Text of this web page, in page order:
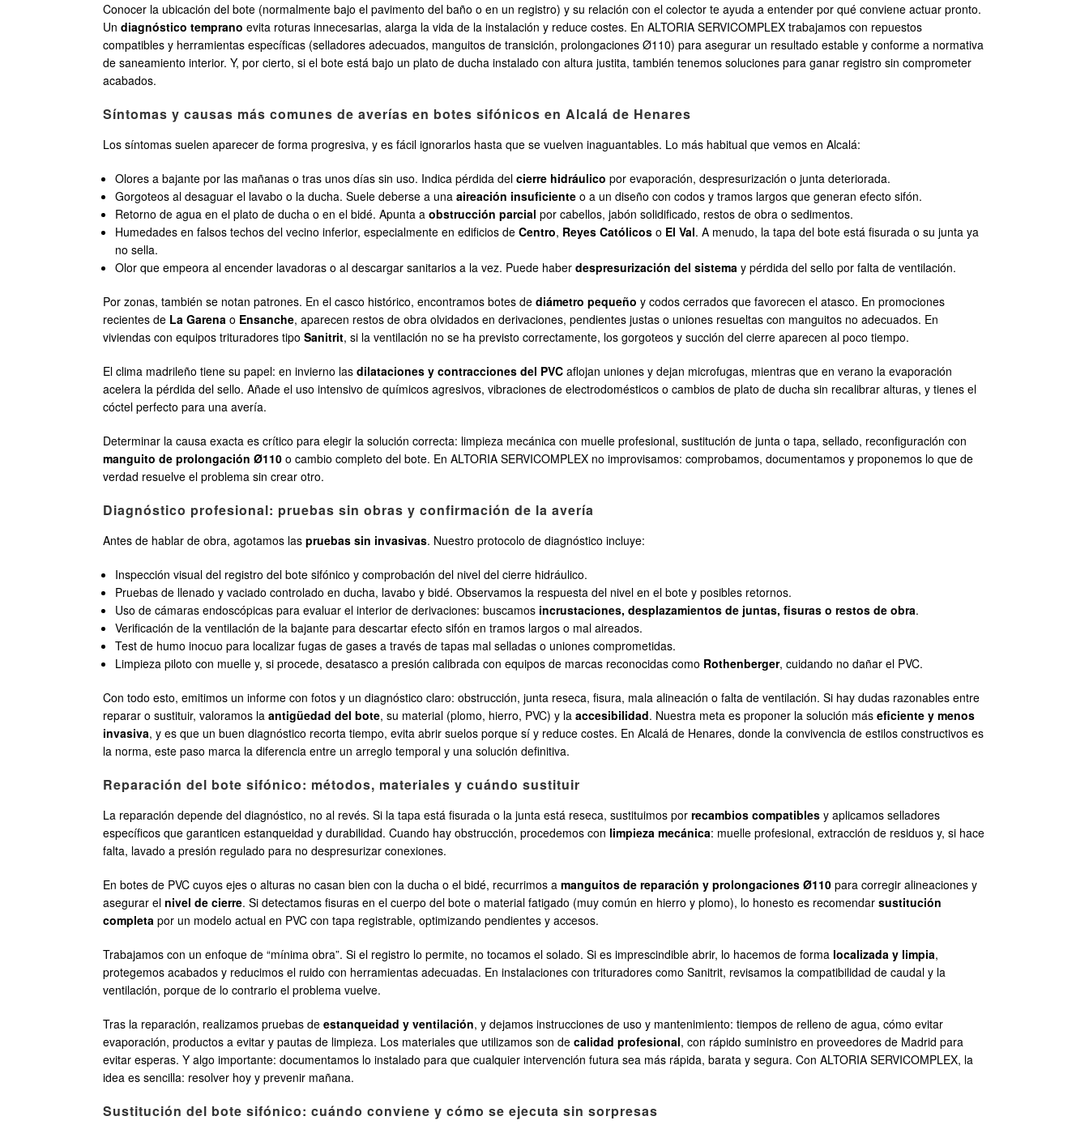
Conocer la ubicación del bote (normalmente bajo el pavimento del baño o en un registro) y su relación con el colector te ayuda a entender por qué conviene actuar pronto.
Un diagnóstico temprano evita roturas innecesarias, alarga la vida de la instalación y reduce costes. En ALTORIA SERVICOMPLEX trabajamos con repuestos
compatibles y herramientas específicas (selladores adecuados, manguitos de transición, prolongaciones Ø110) para asegurar un resultado estable y conforme a normativa
de saneamiento interior. Y, por cierto, si el bote está bajo un plato de ducha instalado con altura justita, también tenemos soluciones para ganar registro sin comprometer
acabados.
Síntomas y causas más comunes de averías en botes sifónicos en Alcalá de Henares
Los síntomas suelen aparecer de forma progresiva, y es fácil ignorarlos hasta que se vuelven inaguantables. Lo más habitual que vemos en Alcalá:
Olores a bajante por las mañanas o tras unos días sin uso. Indica pérdida delcierre hidráulico por evaporación, despresurización o junta deteriorada.
Gorgoteos al desaguar el lavabo o la ducha. Suele deberse a unaaireación insuficiente o a un diseño con codos y tramos largos que generan efecto sifón.
Retorno de agua en el plato de ducha o en el bidé. Apunta aobstrucción parcial por cabellos, jabón solidificado, restos de obra o sedimentos.
Humedades en falsos techos del vecino inferior, especialmente en edificios deCentro, Reyes Católicos o El Val. A menudo, la tapa del bote está fisurada o su junta ya
no sella.
Olor que empeora al encender lavadoras o al descargar sanitarios a la vez. Puede haberdespresurización del sistema y pérdida del sello por falta de ventilación.
Por zonas, también se notan patrones. En el casco histórico, encontramos botes de diámetro pequeño y codos cerrados que favorecen el atasco. En promociones
recientes de La Garena o Ensanche, aparecen restos de obra olvidados en derivaciones, pendientes justas o uniones resueltas con manguitos no adecuados. En
viviendas con equipos trituradores tipo Sanitrit, si la ventilación no se ha previsto correctamente, los gorgoteos y succión del cierre aparecen al poco tiempo.
El clima madrileño tiene su papel: en invierno las dilataciones y contracciones del PVC aflojan uniones y dejan microfugas, mientras que en verano la evaporación
acelera la pérdida del sello. Añade el uso intensivo de químicos agresivos, vibraciones de electrodomésticos o cambios de plato de ducha sin recalibrar alturas, y tienes el
cóctel perfecto para una avería.
Determinar la causa exacta es crítico para elegir la solución correcta: limpieza mecánica con muelle profesional, sustitución de junta o tapa, sellado, reconfiguración con
manguito de prolongación Ø110 o cambio completo del bote. En ALTORIA SERVICOMPLEX no improvisamos: comprobamos, documentamos y proponemos lo que de
verdad resuelve el problema sin crear otro.
Diagnóstico profesional: pruebas sin obras y confirmación de la avería
Antes de hablar de obra, agotamos las pruebas sin invasivas. Nuestro protocolo de diagnóstico incluye:
Inspección visual del registro del bote sifónico y comprobación del nivel del cierre hidráulico.
Pruebas de llenado y vaciado controlado en ducha, lavabo y bidé. Observamos la respuesta del nivel en el bote y posibles retornos.
Uso de cámaras endoscópicas para evaluar el interior de derivaciones: buscamos incrustaciones, desplazamientos de juntas, fisuras o restos de obra.
Verificación de la ventilación de la bajante para descartar efecto sifón en tramos largos o mal aireados.
Test de humo inocuo para localizar fugas de gases a través de tapas mal selladas o uniones comprometidas.
Limpieza piloto con muelle y, si procede, desatasco a presión calibrada con equipos de marcas reconocidas como Rothenberger, cuidando no dañar el PVC.
Con todo esto, emitimos un informe con fotos y un diagnóstico claro: obstrucción, junta reseca, fisura, mala alineación o falta de ventilación. Si hay dudas razonables entre
reparar o sustituir, valoramos la antigüedad del bote, su material (plomo, hierro, PVC) y la accesibilidad. Nuestra meta es proponer la solución más eficiente y menos
invasiva, y es que un buen diagnóstico recorta tiempo, evita abrir suelos porque sí y reduce costes. En Alcalá de Henares, donde la convivencia de estilos constructivos es
la norma, este paso marca la diferencia entre un arreglo temporal y una solución definitiva.
Reparación del bote sifónico: métodos, materiales y cuándo sustituir
La reparación depende del diagnóstico, no al revés. Si la tapa está fisurada o la junta está reseca, sustituimos por recambios compatibles y aplicamos selladores
específicos que garanticen estanqueidad y durabilidad. Cuando hay obstrucción, procedemos con limpieza mecánica: muelle profesional, extracción de residuos y, si hace
falta, lavado a presión regulado para no despresurizar conexiones.
En botes de PVC cuyos ejes o alturas no casan bien con la ducha o el bidé, recurrimos a manguitos de reparación y prolongaciones Ø110 para corregir alineaciones y
asegurar el nivel de cierre. Si detectamos fisuras en el cuerpo del bote o material fatigado (muy común en hierro y plomo), lo honesto es recomendar sustitución
completa por un modelo actual en PVC con tapa registrable, optimizando pendientes y accesos.
Trabajamos con un enfoque de “mínima obra”. Si el registro lo permite, no tocamos el solado. Si es imprescindible abrir, lo hacemos de forma localizada y limpia,
protegemos acabados y reducimos el ruido con herramientas adecuadas. En instalaciones con trituradores como Sanitrit, revisamos la compatibilidad de caudal y la
ventilación, porque de lo contrario el problema vuelve.
Tras la reparación, realizamos pruebas de estanqueidad y ventilación, y dejamos instrucciones de uso y mantenimiento: tiempos de relleno de agua, cómo evitar
evaporación, productos a evitar y pautas de limpieza. Los materiales que utilizamos son de calidad profesional, con rápido suministro en proveedores de Madrid para
evitar esperas. Y algo importante: documentamos lo instalado para que cualquier intervención futura sea más rápida, barata y segura. Con ALTORIA SERVICOMPLEX, la
idea es sencilla: resolver hoy y prevenir mañana.
Sustitución del bote sifónico: cuándo conviene y cómo se ejecuta sin sorpresas